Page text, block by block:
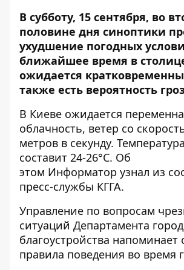
В субботу, 15 сентября, во
половине дня синоптики
ухудшение погодных
ближайшее время в
ожидается
также есть вероятность
В Киеве ожидается
облачность, ветер со
метров в секунду.
составит 24-26°С. Об
этом Информатор узнал из
пресс-службы КГГА.
Управление по вопросам
ситуаций Департамента
благоустройства напоминает
правила поведения во время